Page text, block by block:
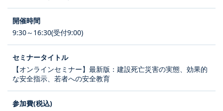
9:30～16:30(受付9:00)
【オンラインセミナー】最新版：建設死亡災害の実態、効果的
な安全指示、若者への安全教育